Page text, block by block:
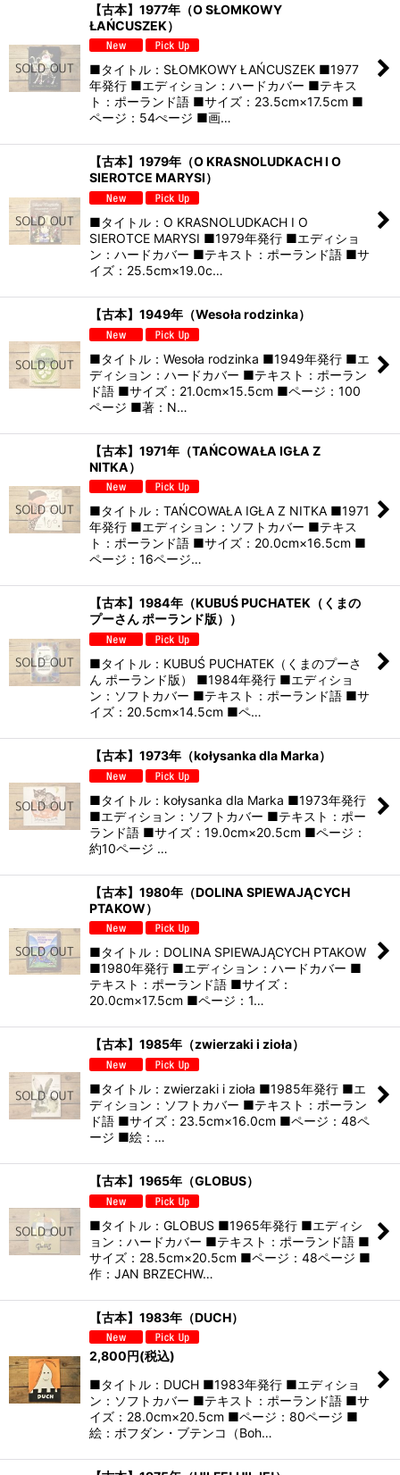
【古本】1977年（O SŁOMKOWY
ŁAŃCUSZEK）
■タイトル：SŁOMKOWY ŁAŃCUSZEK ■1977
年発行 ■エディション：ハードカバー ■テキス
ト：ポーランド語 ■サイズ：23.5cm×17.5cm ■
ページ：54ぺージ ■画…
【古本】1979年（O KRASNOLUDKACH I O
SIEROTCE MARYSI）
■タイトル：O KRASNOLUDKACH I O
SIEROTCE MARYSI ■1979年発行 ■エディショ
ン：ハードカバー ■テキスト：ポーランド語 ■サ
イズ：25.5cm×19.0c…
【古本】1949年（Wesoła rodzinka）
■タイトル：Wesoła rodzinka ■1949年発行 ■エ
ディション：ハードカバー ■テキスト：ポーラン
ド語 ■サイズ：21.0cm×15.5cm ■ページ：100
ページ ■著：N…
【古本】1971年（TAŃCOWAŁA IGŁA Z
NITKA）
■タイトル：TAŃCOWAŁA IGŁA Z NITKA ■1971
年発行 ■エディション：ソフトカバー ■テキス
ト：ポーランド語 ■サイズ：20.0cm×16.5cm ■
ページ：16ページ…
【古本】1984年（KUBUŚ PUCHATEK（くまの
プーさん ポーランド版））
■タイトル：KUBUŚ PUCHATEK（くまのプーさ
ん ポーランド版） ■1984年発行 ■エディショ
ン：ソフトカバー ■テキスト：ポーランド語 ■サ
イズ：20.5cm×14.5cm ■ペ…
【古本】1973年（kołysanka dla Marka）
■タイトル：kołysanka dla Marka ■1973年発行
■エディション：ソフトカバー ■テキスト：ポー
ランド語 ■サイズ：19.0cm×20.5cm ■ページ：
約10ページ …
【古本】1980年（DOLINA SPIEWAJĄCYCH
PTAKOW）
■タイトル：DOLINA SPIEWAJĄCYCH PTAKOW
■1980年発行 ■エディション：ハードカバー ■
テキスト：ポーランド語 ■サイズ：
20.0cm×17.5cm ■ページ：1…
【古本】1985年（zwierzaki i zioła）
■タイトル：zwierzaki i zioła ■1985年発行 ■エ
ディション：ソフトカバー ■テキスト：ポーラン
ド語 ■サイズ：23.5cm×16.0cm ■ページ：48ペ
ージ ■絵：…
【古本】1965年（GLOBUS）
■タイトル：GLOBUS ■1965年発行 ■エディシ
ョン：ハードカバー ■テキスト：ポーランド語 ■
サイズ：28.5cm×20.5cm ■ページ：48ページ ■
作：JAN BRZECHW…
【古本】1983年（DUCH）
2,800円(税込)
■タイトル：DUCH ■1983年発行 ■エディショ
ン：ソフトカバー ■テキスト：ポーランド語 ■サ
イズ：28.0cm×20.5cm ■ページ：80ページ ■
絵：ボフダン・ブテンコ（Boh…